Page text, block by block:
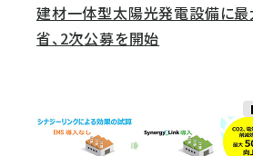
建材一体型太陽光発電設備に
省、2次公募を開始